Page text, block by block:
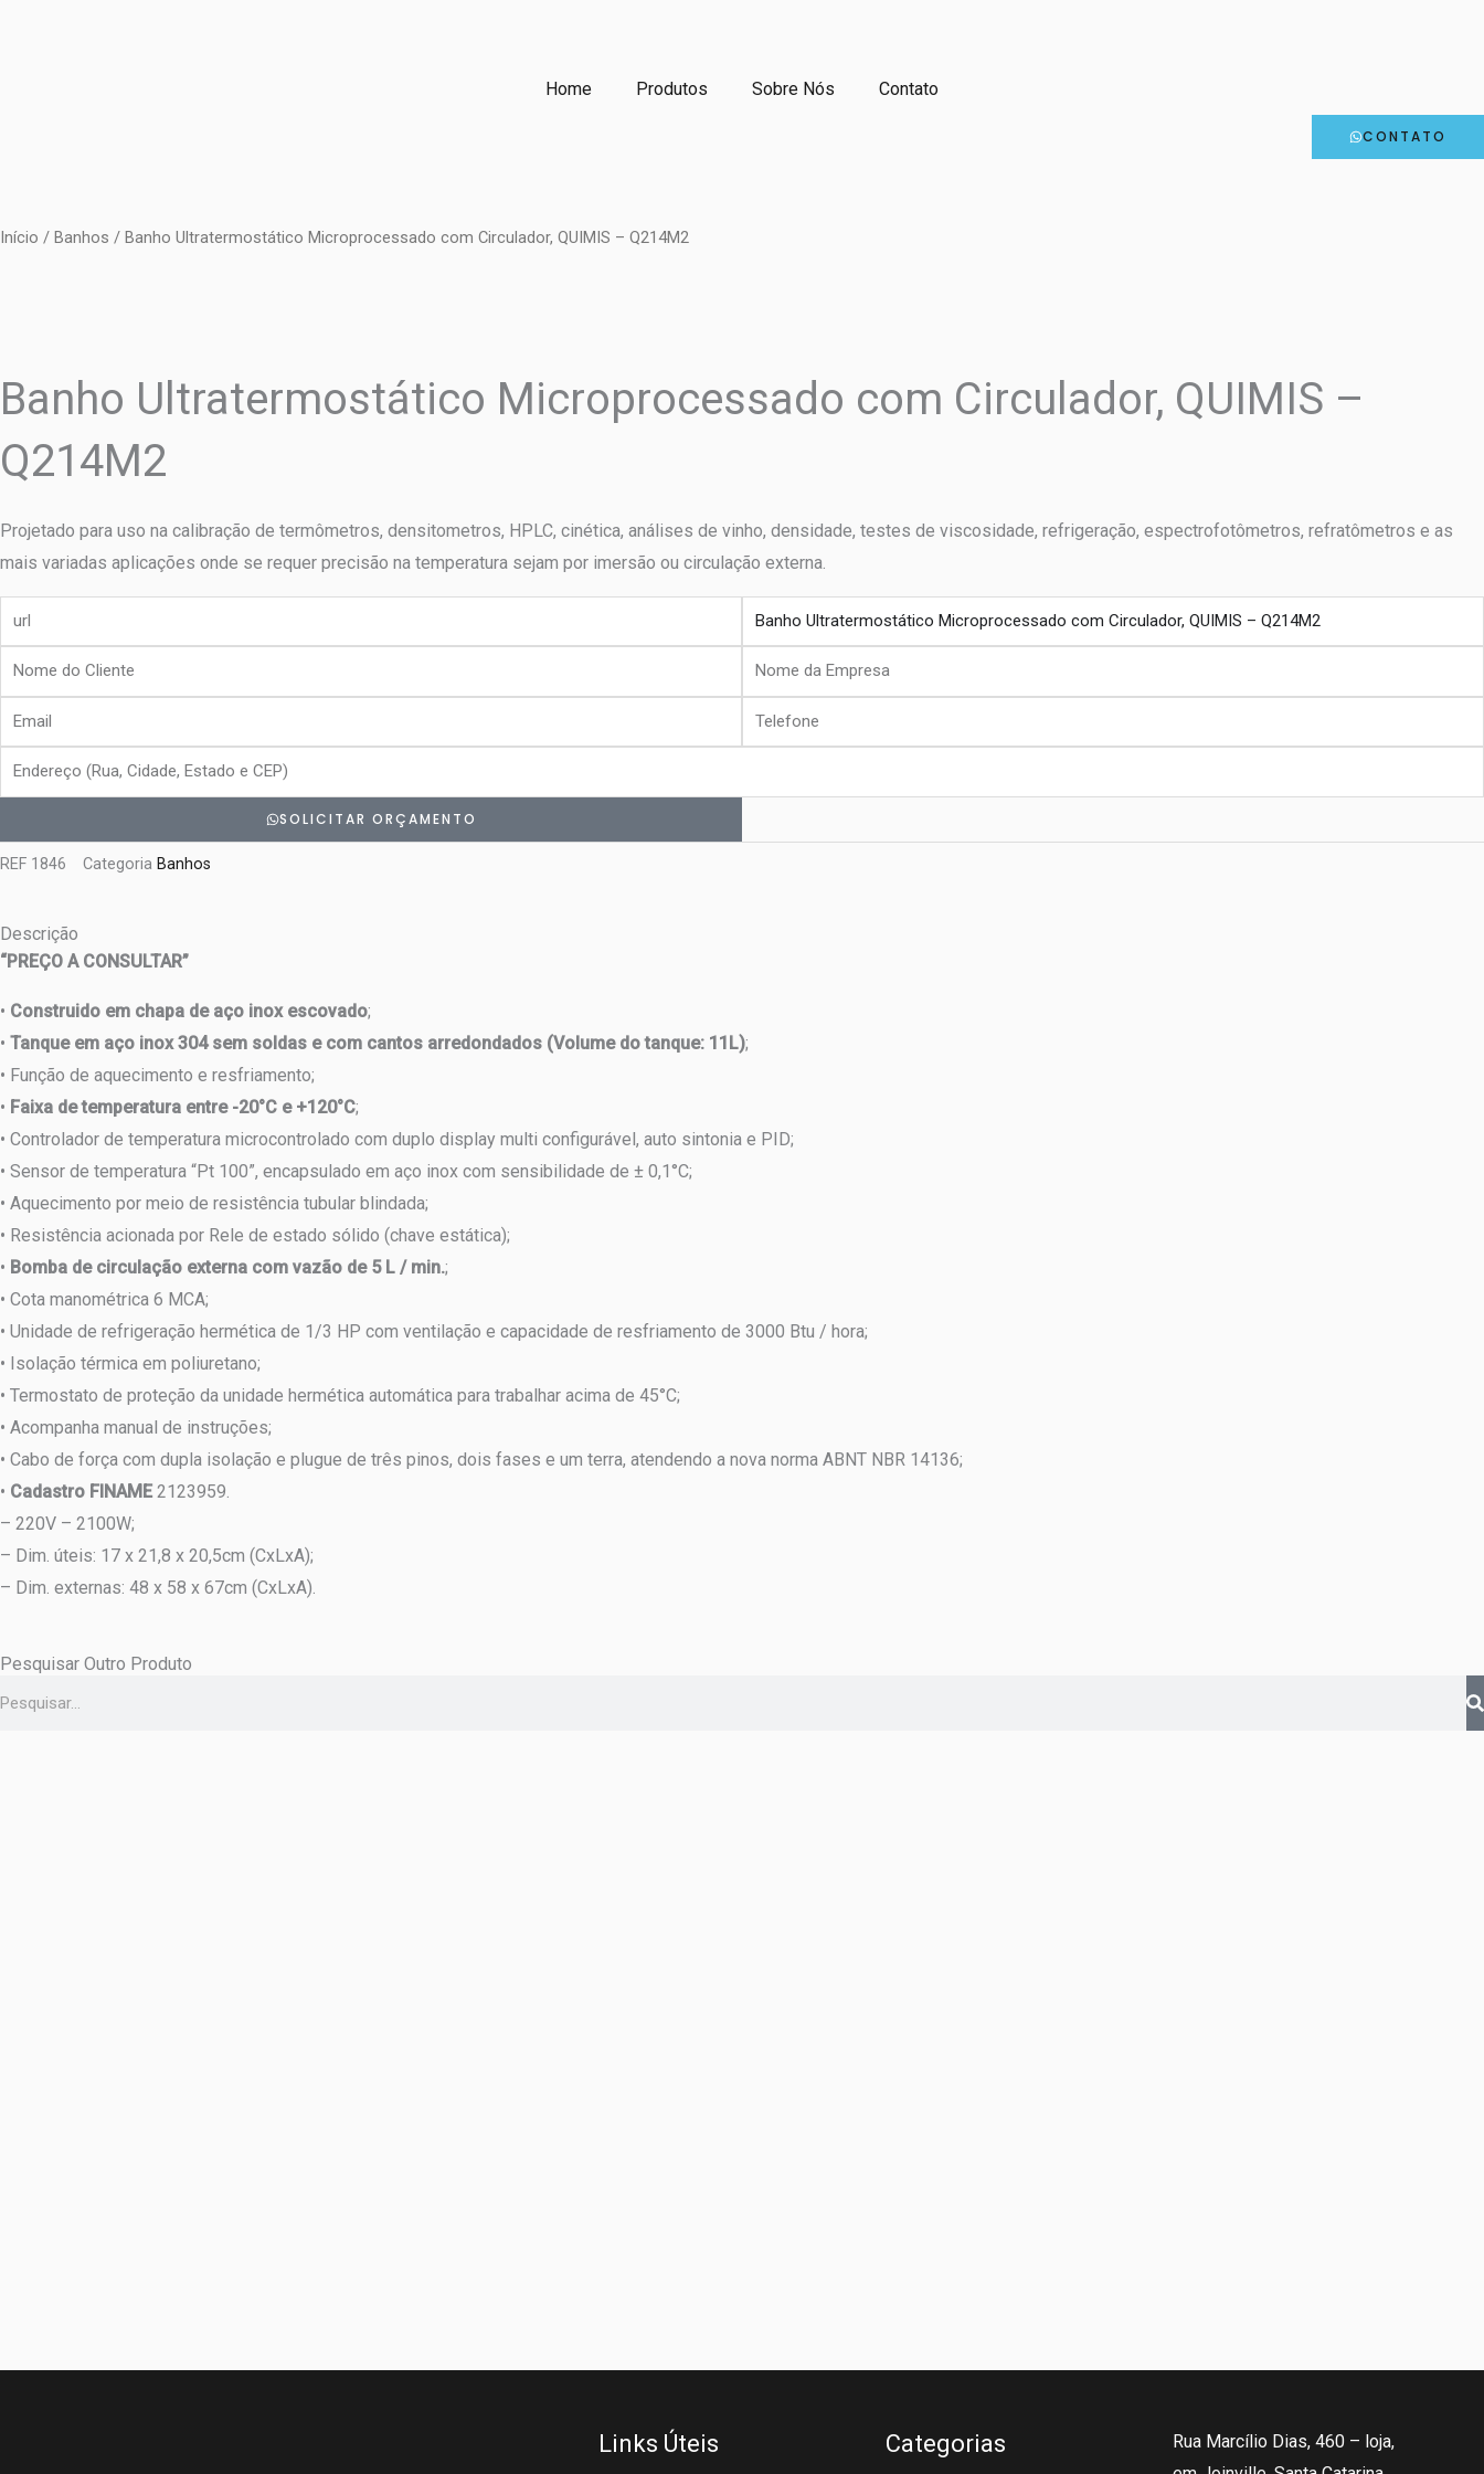
Home Produtos Sobre Nós Contato
CONTATO
Início / Banhos / Banho Ultratermostático Microprocessado com Circulador, QUIMIS – Q214M2
Banho Ultratermostático Microprocessado com Circulador, QUIMIS –
Q214M2
Projetado para uso na calibração de termômetros, densitometros, HPLC, cinética, análises de vinho, densidade, testes de viscosidade, refrigeração, espectrofotômetros, refratômetros e as
mais variadas aplicações onde se requer precisão na temperatura sejam por imersão ou circulação externa.
produto
Nome
do
Cliente
Nome
da
Empresa
Email Telefone
Endereço
SOLICITAR ORÇAMENTO
REF 1846 Categoria Banhos
Descrição
“PREÇO A CONSULTAR”
• Construido em chapa de aço inox escovado;
• Tanque em aço inox 304 sem soldas e com cantos arredondados (Volume do tanque: 11L);
• Função de aquecimento e resfriamento;
• Faixa de temperatura entre -20°C e +120°C;
• Controlador de temperatura microcontrolado com duplo display multi configurável, auto sintonia e PID;
• Sensor de temperatura “Pt 100”, encapsulado em aço inox com sensibilidade de ± 0,1°C;
• Aquecimento por meio de resistência tubular blindada;
• Resistência acionada por Rele de estado sólido (chave estática);
• Bomba de circulação externa com vazão de 5 L / min.;
• Cota manométrica 6 MCA;
• Unidade de refrigeração hermética de 1/3 HP com ventilação e capacidade de resfriamento de 3000 Btu / hora;
• Isolação térmica em poliuretano;
• Termostato de proteção da unidade hermética automática para trabalhar acima de 45°C;
• Acompanha manual de instruções;
• Cabo de força com dupla isolação e plugue de três pinos, dois fases e um terra, atendendo a nova norma ABNT NBR 14136;
• Cadastro FINAME 2123959.
– 220V – 2100W;
– Dim. úteis: 17 x 21,8 x 20,5cm (CxLxA);
– Dim. externas: 48 x 58 x 67cm (CxLxA).
Pesquisar Outro Produto
Links Úteis Categorias
Rua Marcílio Dias, 460 – loja,